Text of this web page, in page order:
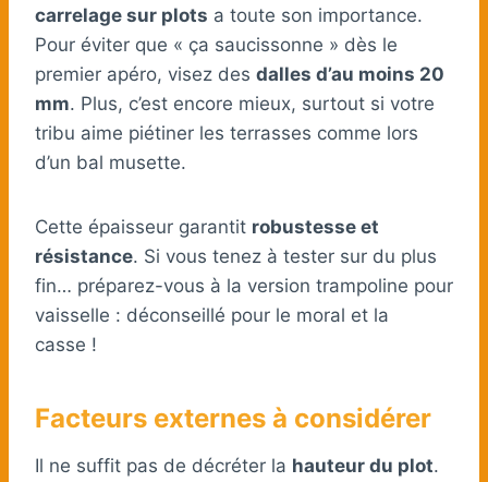
carrelage sur plots a toute son importance.
Pour éviter que « ça saucissonne » dès le
premier apéro, visez des dalles d’au moins 20
mm. Plus, c’est encore mieux, surtout si votre
tribu aime piétiner les terrasses comme lors
d’un bal musette.
Cette épaisseur garantit robustesse et
résistance. Si vous tenez à tester sur du plus
fin… préparez-vous à la version trampoline pour
vaisselle : déconseillé pour le moral et la
casse !
Facteurs externes à considérer
Il ne suffit pas de décréter la hauteur du plot.